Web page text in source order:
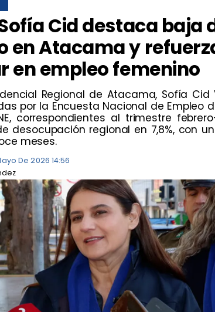
Cid destaca baja
en Atacama y
en empleo femenino
Regional de Atacama, Sofía
por la Encuesta Nacional de Empleo
correspondientes al trimestre
desocupación regional en 7,8%, con
meses.
De 2026 14:56